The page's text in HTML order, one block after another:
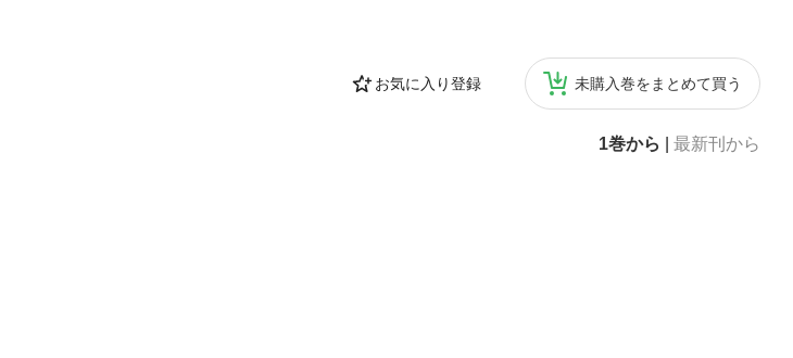
お気に入り登録 未購入巻をまとめて買う
1巻から 最新刊から